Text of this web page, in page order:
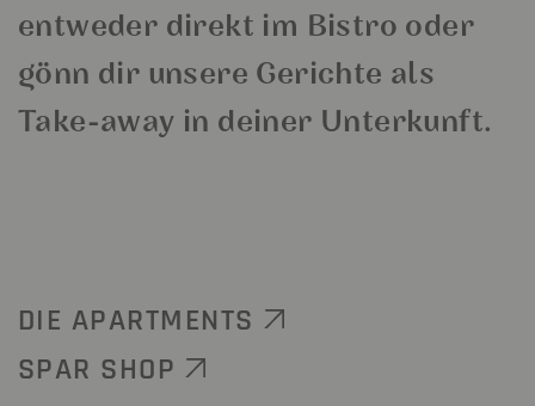
entweder direkt im Bistro oder
gönn dir unsere Gerichte als
Take-away in deiner Unterkunft.
DIE APARTMENTS
SPAR SHOP